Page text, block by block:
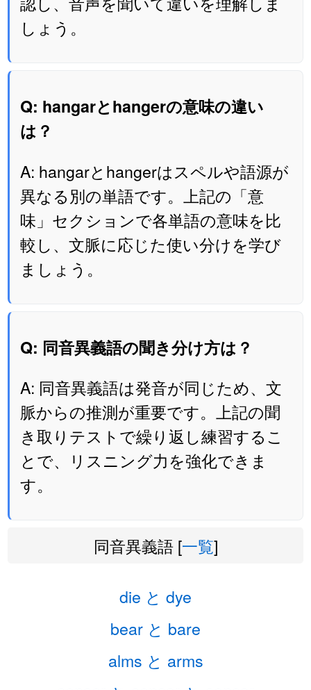
しょう。
Q: hangarとhangerの意味の違い
は？
A: hangarとhangerはスペルや語源が
異なる別の単語です。上記の「意
味」セクションで各単語の意味を比
較し、文脈に応じた使い分けを学び
ましょう。
Q: 同音異義語の聞き分け方は？
A: 同音異義語は発音が同じため、文
脈からの推測が重要です。上記の聞
き取りテストで繰り返し練習するこ
とで、リスニング力を強化できま
す。
同音異義語 [一覧]
die と dye
bear と bare
alms と arms